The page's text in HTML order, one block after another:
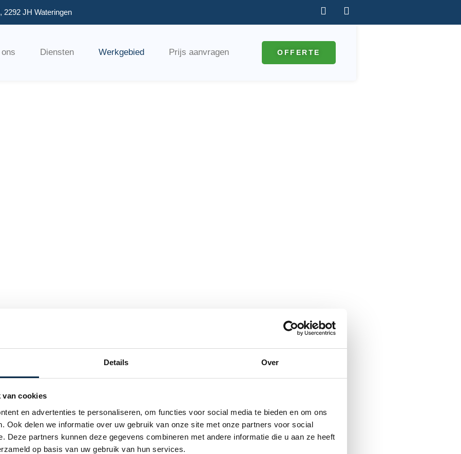
Details Over
van cookies
en advertenties te personaliseren, om functies voor social media te bieden en om ons
Ook delen we informatie over uw gebruik van onze site met onze partners voor social
Deze partners kunnen deze gegevens combineren met andere informatie die u aan ze heeft
op basis van uw gebruik van hun services.
2292 JH Wateringen
Diensten Werkgebied Prijs aanvragen OFFERTE
huren Dordrecht
huren Gouda
huren Leiderdorp
huren Wassenaar
huren Maassluis
huren Voorschoten
Touringcar huren Berkel en Rodenrijs
Touringcar huren Haarlemmermeer
Touringcar huren Spijkenisse
Touringcar huren Midden-Delfland
Touringcar huren Vlaardingen